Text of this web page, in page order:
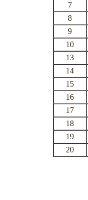
7
8
9
10
13
14
15
16
17
18
19
20